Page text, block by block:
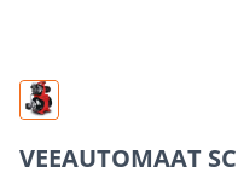
VEEAUTOMAAT